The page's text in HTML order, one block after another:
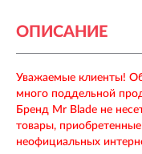
ОПИСАНИЕ
Уважаемые клиенты!
много поддельной
Бренд Mr Blade не
товары,
неофициальных